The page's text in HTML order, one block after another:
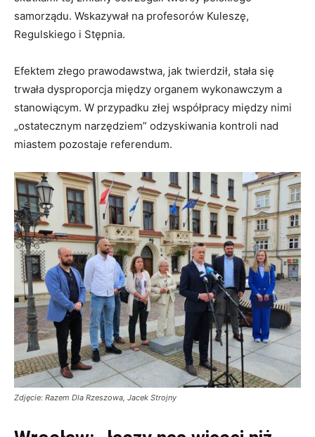
samorządu. Wskazywał na profesorów Kuleszę,
Regulskiego i Stępnia.
Efektem złego prawodawstwa, jak twierdził, stała się
trwała dysproporcja między organem wykonawczym a
stanowiącym. W przypadku złej współpracy między nimi
„ostatecznym narzędziem” odzyskiwania kontroli nad
miastem pozostaje referendum.
Zdjęcie: Razem Dla Rzeszowa, Jacek Strojny